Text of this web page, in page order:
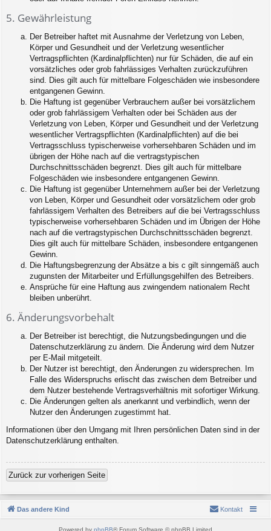
5. Gewährleistung
Der Betreiber haftet mit Ausnahme der Verletzung von Leben,
Körper und Gesundheit und der Verletzung wesentlicher
Vertragspflichten (Kardinalpflichten) nur für Schäden, die auf ein
vorsätzliches oder grob fahrlässiges Verhalten zurückzuführen
sind. Dies gilt auch für mittelbare Folgeschäden wie insbesondere
entgangenen Gewinn.
Die Haftung ist gegenüber Verbrauchern außer bei vorsätzlichem
oder grob fahrlässigem Verhalten oder bei Schäden aus der
Verletzung von Leben, Körper und Gesundheit und der Verletzung
wesentlicher Vertragspflichten (Kardinalpflichten) auf die bei
Vertragsschluss typischerweise vorhersehbaren Schäden und im
übrigen der Höhe nach auf die vertragstypischen
Durchschnittsschäden begrenzt. Dies gilt auch für mittelbare
Folgeschäden wie insbesondere entgangenen Gewinn.
Die Haftung ist gegenüber Unternehmern außer bei der Verletzung
von Leben, Körper und Gesundheit oder vorsätzlichem oder grob
fahrlässigem Verhalten des Betreibers auf die bei Vertragsschluss
typischerweise vorhersehbaren Schäden und im Übrigen der Höhe
nach auf die vertragstypischen Durchschnittsschäden begrenzt.
Dies gilt auch für mittelbare Schäden, insbesondere entgangenen
Gewinn.
Die Haftungsbegrenzung der Absätze a bis c gilt sinngemäß auch
zugunsten der Mitarbeiter und Erfüllungsgehilfen des Betreibers.
Ansprüche für eine Haftung aus zwingendem nationalem Recht
bleiben unberührt.
6. Änderungsvorbehalt
Der Betreiber ist berechtigt, die Nutzungsbedingungen und die
Datenschutzerklärung zu ändern. Die Änderung wird dem Nutzer
per E-Mail mitgeteilt.
Der Nutzer ist berechtigt, den Änderungen zu widersprechen. Im
Falle des Widerspruchs erlischt das zwischen dem Betreiber und
dem Nutzer bestehende Vertragsverhältnis mit sofortiger Wirkung.
Die Änderungen gelten als anerkannt und verbindlich, wenn der
Nutzer den Änderungen zugestimmt hat.
Informationen über den Umgang mit Ihren persönlichen Daten sind in der
Datenschutzerklärung enthalten.
Zurück zur vorherigen Seite
Das andere Kind Kontakt